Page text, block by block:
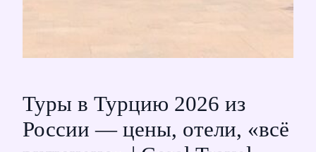
Туры в Турцию 2026 из
России — цены, отели, «всё